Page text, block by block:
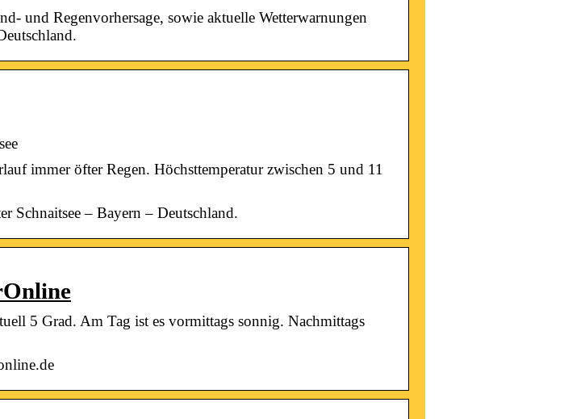
und Regenvorhersage, sowie aktuelle Wetterwarnungen
immer öfter Regen. Höchsttemperatur zwischen 5 und 11
Schnaitsee – Bayern – Deutschland.
5 Grad. Am Tag ist es vormittags sonnig. Nachmittags